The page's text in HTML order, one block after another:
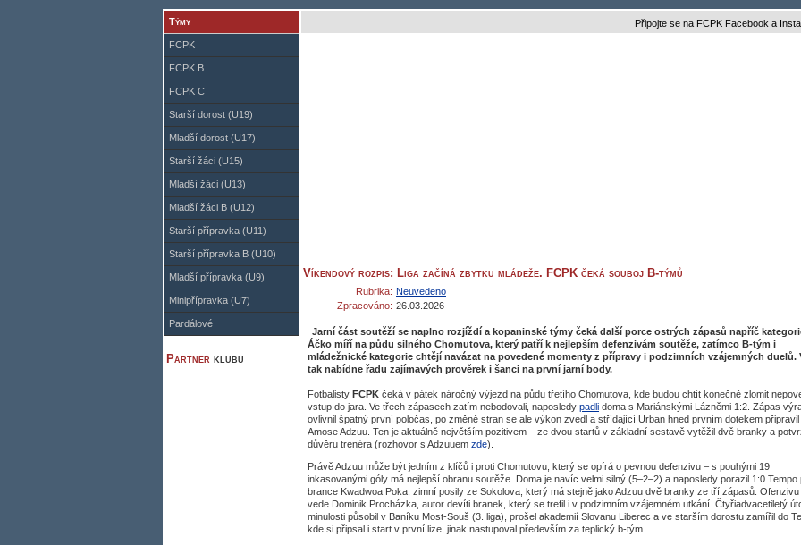
Týmy
FCPK
FCPK B
FCPK C
Starší dorost (U19)
Mladší dorost (U17)
Starší žáci (U15)
Mladší žáci (U13)
Mladší žáci B (U12)
Starší přípravka (U11)
Starší přípravka B (U10)
Mladší přípravka (U9)
Minipřípravka (U7)
Pardálové
Partner klubu
Připojte se na FCPK Facebook a Instagram a
Víkendový rozpis: Liga začíná zbytku mládeže. FCPK čeká souboj B-týmů
Rubrika: Neuvedeno
Zpracováno: 26.03.2026
Jarní část soutěží se naplno rozjíždí a kopaninské týmy čeká další porce ostrých zápasů napříč
Áčko míří na půdu silného Chomutova, který patří k nejlepším defenzivám soutěže, zatímco B-tým i
mládežnické kategorie chtějí navázat na povedené momenty z přípravy i podzimních vzájemných duelů.
tak nabídne řadu zajímavých prověrek i šanci na první jarní body.
Fotbalisty FCPK čeká v pátek náročný výjezd na půdu třetího Chomutova, kde budou chtít konečně zlomit
vstup do jara. Ve třech zápasech zatím nebodovali, naposledy padli doma s Mariánskými Lázněmi 1:2. Zápas
ovlivnil špatný první poločas, po změně stran se ale výkon zvedl a střídající Urban hned prvním dotekem připravil
Amose Adzuu. Ten je aktuálně největším pozitivem – ze dvou startů v základní sestavě vytěžil dvě branky a
důvěru trenéra (rozhovor s Adzuuem zde).
Právě Adzuu může být jedním z klíčů i proti Chomutovu, který se opírá o pevnou defenzivu – s pouhými 19
inkasovanými góly má nejlepší obranu soutěže. Doma je navíc velmi silný (5–2–2) a naposledy porazil 1:0 Tempo
brance Kwadwoa Poka, zimní posily ze Sokolova, který má stejně jako Adzuu dvě branky ze tří zápasů. Ofenzivu
vede Dominik Procházka, autor devíti branek, který se trefil i v podzimním vzájemném utkání. Čtyřiadvacetiletý
minulosti působil v Baníku Most-Souš (3. liga), prošel akademií Slovanu Liberec a ve starším dorostu zamířil do
kde si připsal i start v první lize, jinak nastupoval především za teplický b-tým.